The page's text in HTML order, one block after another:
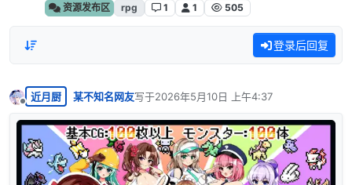
资源发布区 rpg 1 1 505
登录后回复
离线
近月厨 某不知名网友写于2026年5月10日 上午4:37
最后由 编辑